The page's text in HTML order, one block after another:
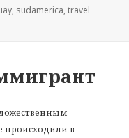
, sudamerica,travel
в